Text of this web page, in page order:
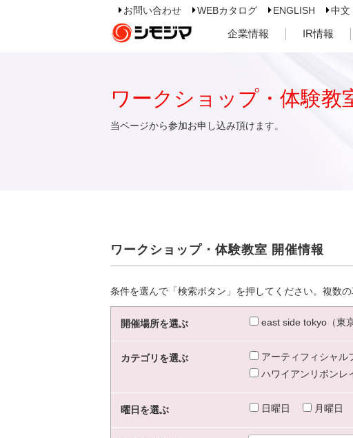
お問い合わせ WEBカタログ ENGLISH 中文
企業情報 IR情報
ワークショップ・体験教
当ページから参加お申し込み頂けます。
ワークショップ・体験教室 開催情報
条件を選んで「検索ボタン」を押してください。複数
開催場所を選ぶ east side tokyo（東京
カテゴリを選ぶ アーティフィシャル
ハワイアンリボンレ
曜日を選ぶ 日曜日 月曜日